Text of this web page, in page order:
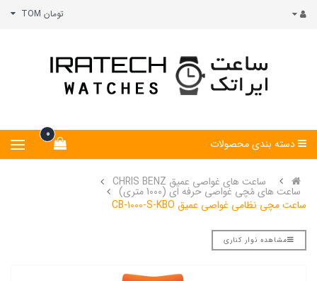
تومان TOM
0
دسته بندی محصولات
ساعت های غواصی عمیق CHRIS BENZ
ساعت های مُچی غواصی حرفه ای (1000 متری)
ساعت مچی نظامی غواصی عمیق CB-1000-S-KBO
مشاهده نوار کناری